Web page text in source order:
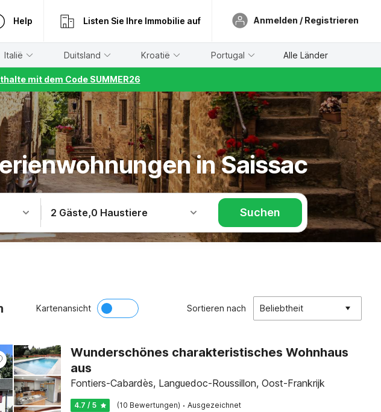
Help Listen Sie Ihre Immobilie auf Anmelden / Registrieren
Italië Duitsland Kroatië Portugal Alle Länder
mit dem Code SUMMER26
in Saissac
2 Gäste,0 Haustiere Suchen
Kartenansicht Sortieren nach Beliebtheit
Wunderschönes charakteristisches Wohnhaus
aus
Fontiers-Cabardès, Languedoc-Roussillon, Oost-Frankrijk
4.7 / 5 (10 Bewertungen) · Ausgezeichnet